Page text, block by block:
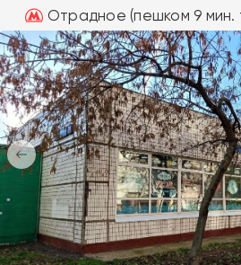
Отрадное (пешком 9 мин.